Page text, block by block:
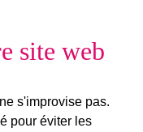
site web
ne s'improvise pas.
pour éviter les